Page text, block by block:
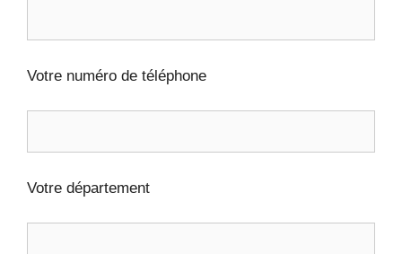
Votre numéro de téléphone
Votre département